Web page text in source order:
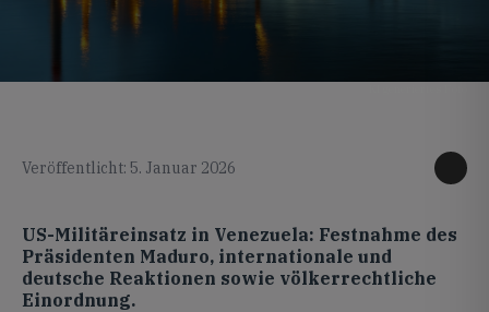
Veröffentlicht: 5. Januar 2026
US-Militäreinsatz in Venezuela: Festnahme des
Präsidenten Maduro, internationale und
deutsche Reaktionen sowie völkerrechtliche
Einordnung.